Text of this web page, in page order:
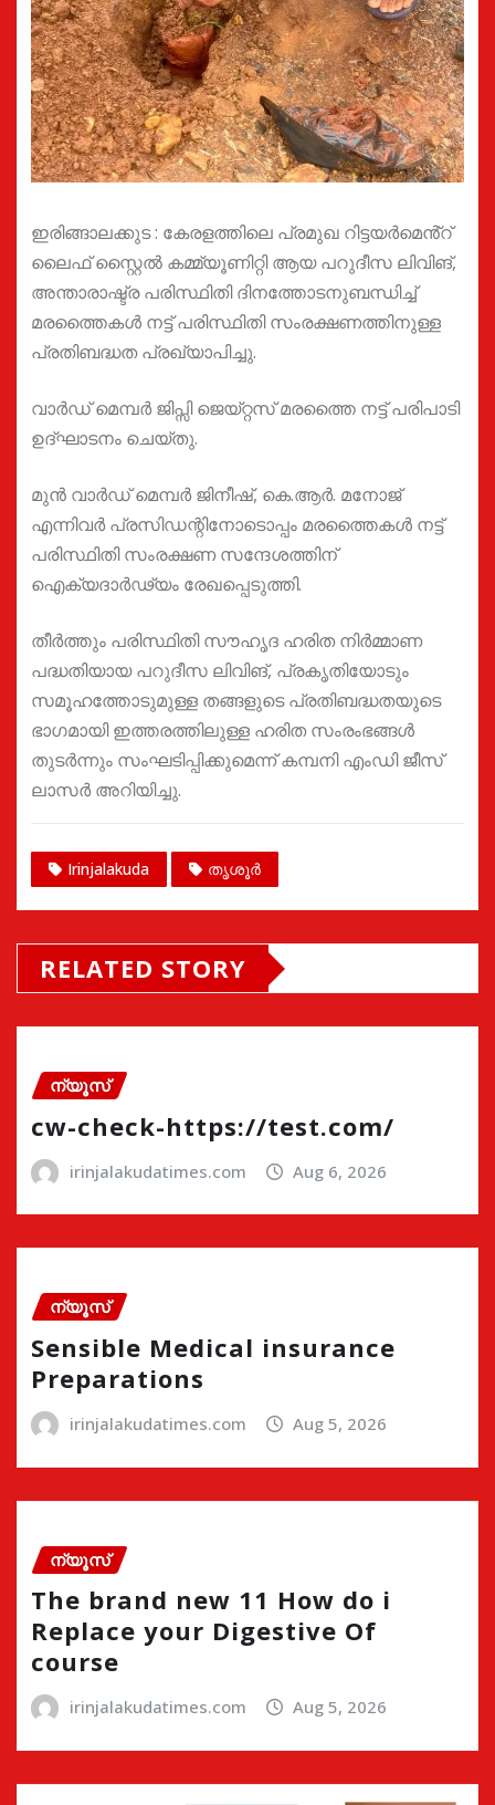
ഇരിങ്ങാലക്കുട : കേരളത്തിലെ പ്രമുഖ റിട്ടയർമെൻ്റ്
ലൈഫ് സ്റ്റൈൽ കമ്മ്യൂണിറ്റി ആയ പറുദീസ ലിവിങ്,
അന്താരാഷ്ട്ര പരിസ്ഥിതി ദിനത്തോടനുബന്ധിച്ച്
മരത്തൈകൾ നട്ട് പരിസ്ഥിതി സംരക്ഷണത്തിനുള്ള
പ്രതിബദ്ധത പ്രഖ്യാപിച്ചു.
വാർഡ് മെമ്പർ ജിപ്സി ജെയ്റ്റസ് മരത്തൈ നട്ട് പരിപാടി
ഉദ്ഘാടനം ചെയ്തു.
മുൻ വാർഡ് മെമ്പർ ജിനീഷ്, കെ.ആർ. മനോജ്
എന്നിവർ പ്രസിഡന്റിനോടൊപ്പം മരത്തൈകൾ നട്ട്
പരിസ്ഥിതി സംരക്ഷണ സന്ദേശത്തിന്
ഐക്യദാർഢ്യം രേഖപ്പെടുത്തി.
തീർത്തും പരിസ്ഥിതി സൗഹൃദ ഹരിത നിർമ്മാണ
പദ്ധതിയായ പറുദീസ ലിവിങ്, പ്രകൃതിയോടും
സമൂഹത്തോടുമുള്ള തങ്ങളുടെ പ്രതിബദ്ധതയുടെ
ഭാഗമായി ഇത്തരത്തിലുള്ള ഹരിത സംരംഭങ്ങൾ
തുടർന്നും സംഘടിപ്പിക്കുമെന്ന് കമ്പനി എംഡി ജീസ്
ലാസർ അറിയിച്ചു.
Irinjalakuda തൃശൂർ
RELATED STORY
ന്യൂസ്
cw-check-https://test.com/
irinjalakudatimes.com Aug 6, 2026
ന്യൂസ്
Sensible Medical insurance
Preparations
irinjalakudatimes.com Aug 5, 2026
ന്യൂസ്
The brand new 11 How do i
Replace your Digestive Of
course
irinjalakudatimes.com Aug 5, 2026